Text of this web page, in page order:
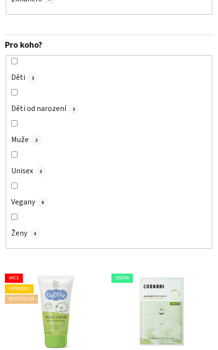
Pro koho?
Děti 1
Děti od narození 1
Muže 2
Unisex 2
Vegany 5
Ženy 2
V
ý
p
AKCE
VÝPRODEJ
BESTSELLER
VEGAN